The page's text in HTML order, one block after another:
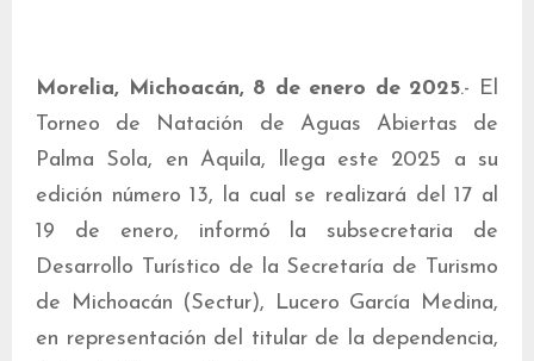
Morelia, Michoacán, 8 de enero de 2025.- El
Torneo de Natación de Aguas Abiertas de
Palma Sola, en Aquila, llega este 2025 a su
edición número 13, la cual se realizará del 17 al
19 de enero, informó la subsecretaria de
Desarrollo Turístico de la Secretaría de Turismo
de Michoacán (Sectur), Lucero García Medina,
en representación del titular de la dependencia,